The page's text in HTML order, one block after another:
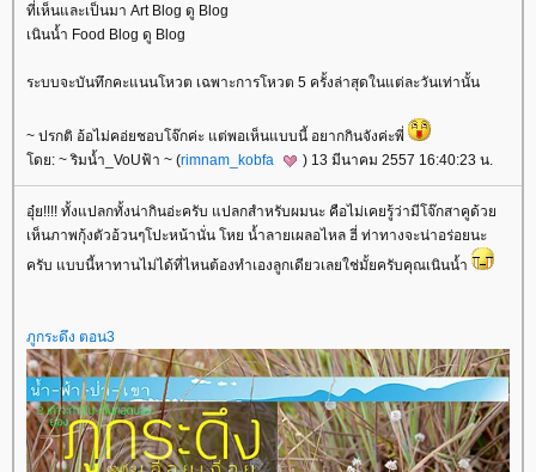
ที่เห็นและเป็นมา Art Blog ดู Blog
เนินน้ำ Food Blog ดู Blog
ระบบจะบันทึกคะแนนโหวต เฉพาะการโหวต 5 ครั้งล่าสุดในแต่ละวันเท่านั้น
~ ปรกติ อ้อไม่คอ่ยชอบโจ๊กค่ะ แต่พอเห็นแบบนี้ อยากกินจังค่ะพี่
ดย: ~ ริมน้ำ_VoUฟ้า ~ (rimnam_kobfa ) 13 มีนาคม 2557 16:40:23 น.
อุ๋ย!!!! ทั้งแปลกทั้งน่ากินอ่ะครับ แปลกสำหรับผมนะ คือไม่เคยรู้ว่ามีโจ๊กสาคูด้ว
เห็นภาพกุ้งตัวอ้วนๆโปะหน้านั่น โหย น้ำลายเผลอไหล ฮี่ ท่าทางจะน่าอร่อยนะ
ครับ แบบนี้หาทานไม่ได้ที่ไหนต้องทำเองลูกเดียวเลยใช่มั้ยครับคุณเนินน้ำ
ภูกระดึง ตอน3